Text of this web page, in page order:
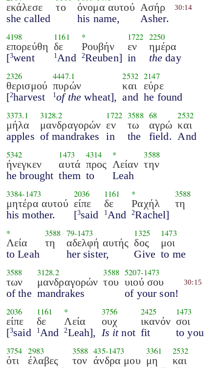
εκάλεσε
she called
το
όνομα αυτού
his name,
Ασήρ
Asher.
30:14
4198
επορεύθη
[3went
1161
δε
1 And
*
Ρουβήν
2Reuben]
1722
εν
in
2250
ημέρα
the day
2326
θερισμού
[2harvest
4447.1
πυρών
1 of the wheat],
2532
και
and
2147
εύρε
he found
3373.1
μήλα
apples
3128.2
μανδραγορών
of mandrakes
1722
εν
in
3588
τω
the
68
αγρώ
field.
2532
και
And
5342
ήνεγκεν
he brought
1473
αυτά
them
4314
προς
to
*
Λείαν
Leah
3588
την
3384-1473
μητέρα αυτού
his mother.
2036
είπε
[3said
1161
δε
1 And
*
Ραχήλ
2Rachel]
3588
τη
*
Λεία
to Leah
3588
τη
79-1473
αδελφή αυτής
her sister,
1325
δος
Give
1473
μοι
to me
3588
των
of the
3128.2
μανδραγορών
mandrakes
3588
του
5207-1473
υιού σου
of your son!
30:15
2036
είπε
[3said
1161
δε
1 And
*
Λεία
2Leah],
3756
ουχ
Is itnot
2425
ικανόν
fit
1473
σοι
to you
3754
ότι
2983
έλαβες
3588
τον
435-1473
άνδρα μου
3361
μη
2532
και